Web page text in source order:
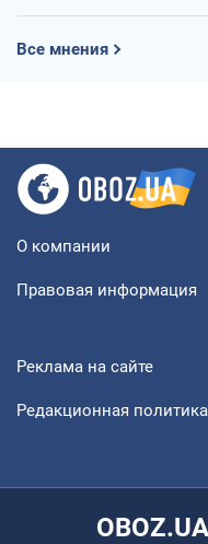
Все мнения
О компании
Правовая информация
Реклама на сайте
Редакционная политика